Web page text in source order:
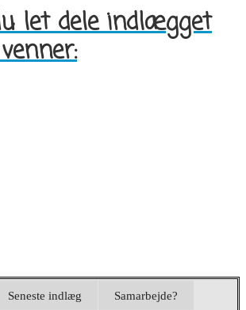
let dele indlægget
Seneste indlæg Samarbejde?